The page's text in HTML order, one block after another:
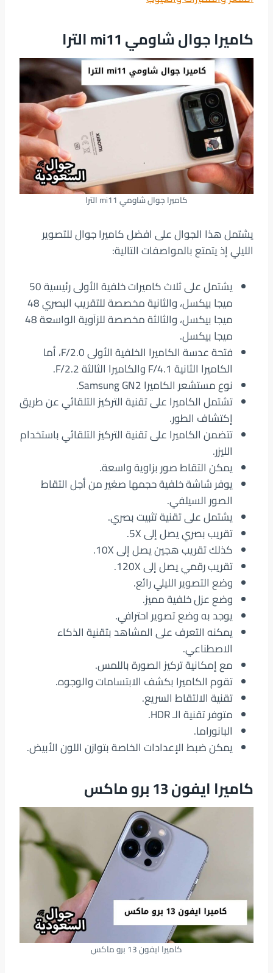
كاميرا جوال شاومي mi11 الترا
كاميرا جوال شاومي mi11 الترا
يشتمل هذا الجوال على افضل كاميرا جوال للتصوير
الليلي إذ يتمتع بالمواصفات التالية:
يشتمل على ثلاث كاميرات خلفية الأولى رئيسية 50
ميجا بيكسل، والثانية مخصصة للتقريب البصري 48
ميجا بيكسل، والثالثة مخصصة للزاَوية الواسعة 48
ميجا بيكسل.
فتحة عدسة الكاميرا الخلفية الأولى F/2.0، أما
الكاميرا الثانية F/4.1 والكاميرا الثالثة F/2.2.
نوع مستشعر الكاميرا Samsung GN2.
تشتمل الكاميرا على تقنية التركيز التلقائي عن طريق
إكتشاف الطور.
تتضمن الكاميرا على تقنية التركيز التلقائي باستخدام
الليزر.
يمكن التقاط صور بزاوية واسعة.
يوفر شاشة خلفية حجمها صغير من أجل التقاط
الصور السيلفي.
يشتمل على تقنية تثبيت بصري.
تقريب بصري يصل إلى 5X.
كذلك تقريب هجين يصل إلى 10X.
تقريب رقمي يصل إلى 120X.
وضع التصوير الليلي رائع.
وضع عزل خلفية مميز.
يوجد به وضع تصوير احترافي.
يمكنه التعرف على المشاهد بتقنية الذكاء
الاصطناعي.
مع إمكانية تركيز الصورة باللمس.
تقوم الكاميرا بكشف الابتسامات والوجوه.
تقنية الالتقاط السريع.
متوفر تقنية الـ HDR.
البانوراما.
يمكن ضبط الإعدادات الخاصة بتوازن اللون الأبيض.
كاميرا ايفون 13 برو ماكس
كاميرا ايفون 13 برو ماكس